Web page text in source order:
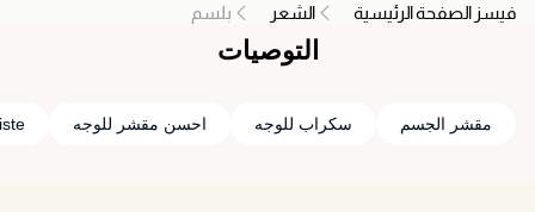
فيسز الصفحة الرئيسية الشعر بلسم
التوصيات
مقشر الجسم سكراب للوجه احسن مقشر للوجه